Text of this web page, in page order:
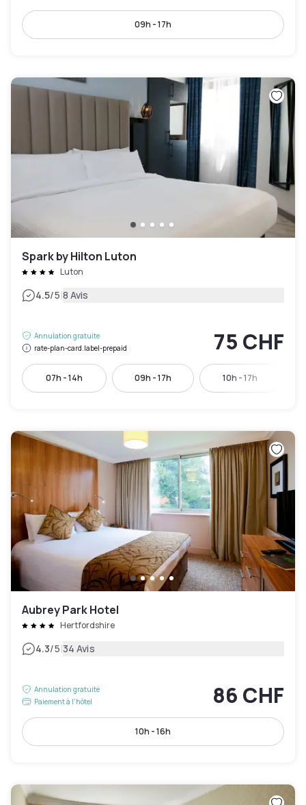
09h - 17h
Spark by Hilton Luton
Luton
4.5/5|8 Avis
Annulation gratuite
rate-plan-card.label-prepaid
75 CHF
07h - 14h 09h - 17h 10h - 17h
Aubrey Park Hotel
Hertfordshire
4.3/5|34 Avis
Annulation gratuite
Paiement à l'hôtel
86 CHF
10h - 16h